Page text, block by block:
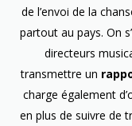
de l’envoi de la
partout au pays. On
directeurs
transmettre un
charge également
en plus de suivre de